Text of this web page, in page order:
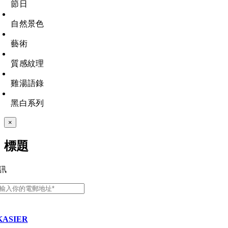
節日
自然景色
藝術
質感紋理
雞湯語錄
黑白系列
Close
product
view
×
標題